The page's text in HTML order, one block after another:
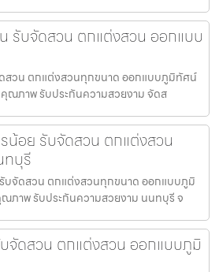
รับจัดสวน ตกแต่งสวน ออกแบบ
สวน ตกแต่งสวนทุกขนาด ออกแบบภูมิทัศน์
คุณภาพ รับประกันความสวยงาม จัดส
น้อย รับจัดสวน ตกแต่งสวน
บุรี
บจัดสวน ตกแต่งสวนทุกขนาด ออกแบบภูมิ
ณภาพ รับประกันความสวยงาม นนทบุรี จ
ดสวน ตกแต่งสวน ออกแบบภูมิ